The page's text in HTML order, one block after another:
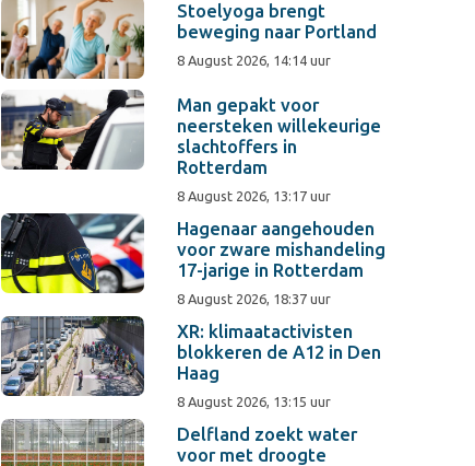
Stoelyoga brengt
beweging naar Portland
8 August 2026, 14:14 uur
Man gepakt voor
neersteken willekeurige
slachtoffers in
Rotterdam
8 August 2026, 13:17 uur
Hagenaar aangehouden
voor zware mishandeling
17-jarige in Rotterdam
8 August 2026, 18:37 uur
XR: klimaatactivisten
blokkeren de A12 in Den
Haag
8 August 2026, 13:15 uur
Delfland zoekt water
voor met droogte